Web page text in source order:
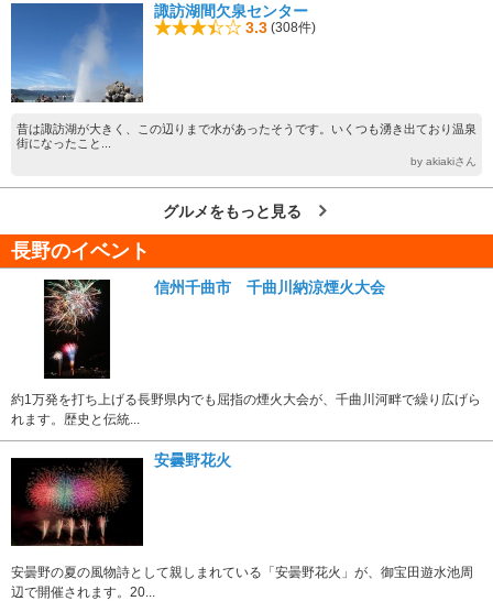
諏訪湖間欠泉センター
3.3 (308件)
昔は諏訪湖が大きく、この辺りまで水があったそうです。いくつも湧き出ており温泉
街になったこと...
by akiakiさん
グルメをもっと見る
長野のイベント
信州千曲市 千曲川納涼煙火大会
約1万発を打ち上げる長野県内でも屈指の煙火大会が、千曲川河畔で繰り広げら
れます。歴史と伝統...
安曇野花火
安曇野の夏の風物詩として親しまれている「安曇野花火」が、御宝田遊水池周
辺で開催されます。20...